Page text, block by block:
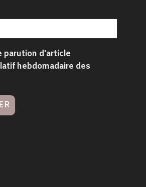
parution d'article
hebdomadaire des